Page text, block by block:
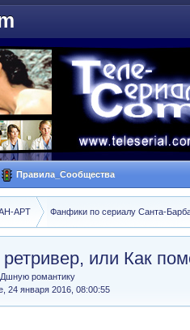
Правила_Сообщества
АРТ Фанфики по сериалу Санта-
или Как
романтику
24 января 2016, 08:00:55